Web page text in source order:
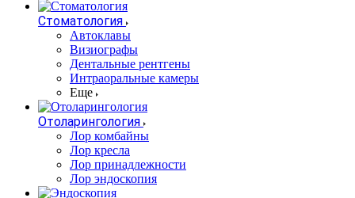
Стоматология
Автоклавы
Визиографы
Дентальные рентгены
Интраоральные камеры
Еще
Отоларингология
Лор комбайны
Лор кресла
Лор принадлежности
Лор эндоскопия